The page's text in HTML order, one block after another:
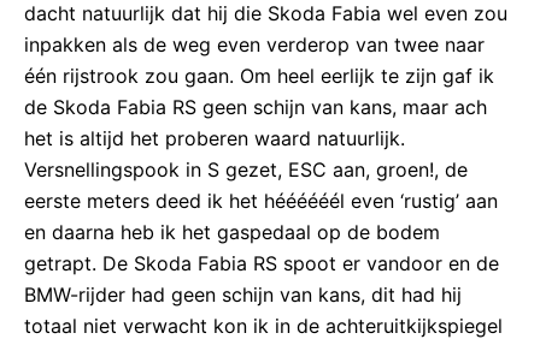
dacht natuurlijk dat hij die Skoda Fabia wel even zou
inpakken als de weg even verderop van twee naar
één rijstrook zou gaan. Om heel eerlijk te zijn gaf ik
de Skoda Fabia RS geen schijn van kans, maar ach
het is altijd het proberen waard natuurlijk.
Versnellingspook in S gezet, ESC aan, groen!, de
eerste meters deed ik het héééééél even ‘rustig’ aan
en daarna heb ik het gaspedaal op de bodem
getrapt. De Skoda Fabia RS spoot er vandoor en de
BMW-rijder had geen schijn van kans, dit had hij
totaal niet verwacht kon ik in de achteruitkijkspiegel